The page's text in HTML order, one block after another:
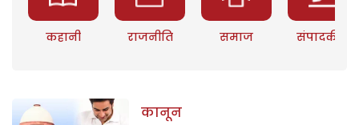
कहानी राजनीति समाज संपादकीय
कानून